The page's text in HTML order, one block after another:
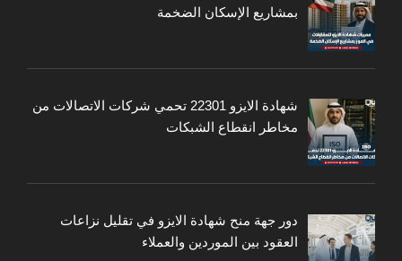
بمشاريع الإسكان الضخمة
شهادة الايزو 22301 تحمي شركات الاتصالات من
مخاطر انقطاع الشبكات
دور جهة منح شهادة الايزو في تقليل نزاعات
العقود بين الموردين والعملاء